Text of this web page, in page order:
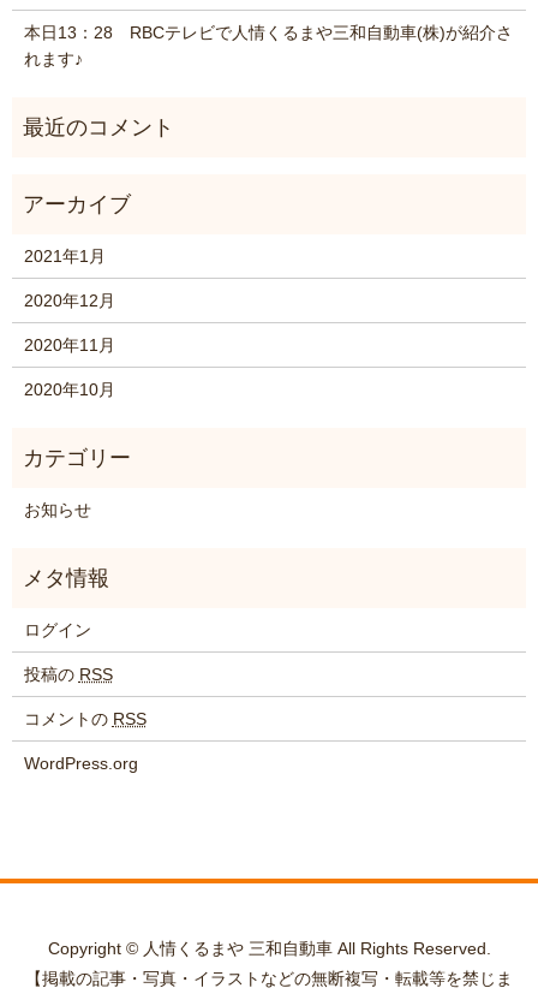
本日13：28 RBCテレビで人情くるまや三和自動車(株)が紹介さ
れます♪
2021年1月
2020年12月
2020年11月
2020年10月
お知らせ
ログイン
投稿の RSS
コメントの RSS
WordPress.org
Copyright © 人情くるまや 三和自動車 All Rights Reserved.
【掲載の記事・写真・イラストなどの無断複写・転載等を禁じま